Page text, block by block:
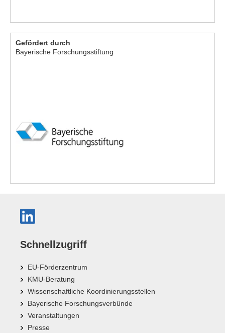
Gefördert durch
Bayerische Forschungsstiftung
Schnellzugriff
EU-Förderzentrum
KMU-Beratung
Wissenschaftliche Koordinierungsstellen
Bayerische Forschungsverbünde
Veranstaltungen
Presse